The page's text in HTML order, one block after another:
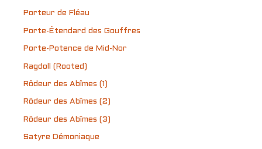
Porteur de Fléau
Porte-Étendard des Gouffres
Porte-Potence de Mid-Nor
Ragdoll (Rooted)
Rôdeur des Abîmes (1)
Rôdeur des Abîmes (2)
Rôdeur des Abîmes (3)
Satyre Démoniaque